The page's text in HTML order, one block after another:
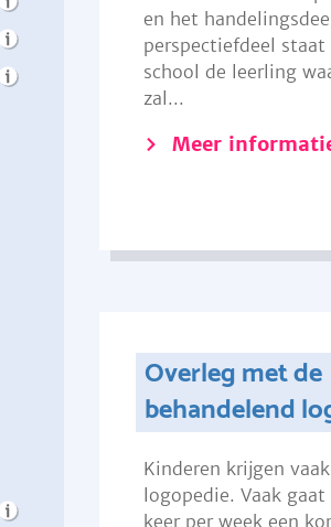
en het
perspectiefdeel staat
school de leerling
zal...
Meer
Overleg met de
behandelend
Kinderen krijgen
logopedie. Vaak
keer per week een